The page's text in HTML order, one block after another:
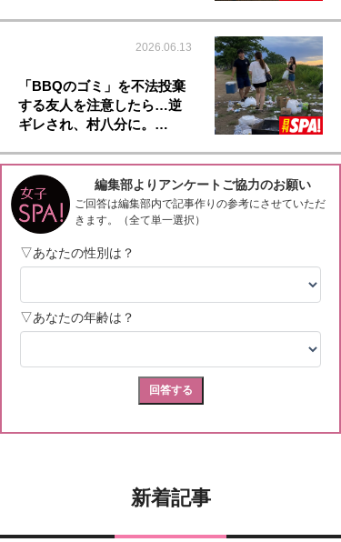
2026.06.13
「BBQのゴミ」を不法投棄
する友人を注意したら…逆
ギレされ、村八分に。…
新着記事